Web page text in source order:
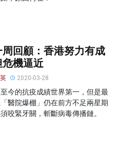
回顧：香港努力有成
危機逼近
2020-03-28
今的抗疫成績世界第一，但是最
醫院爆棚」仍在前方不足兩星期
咬緊牙關，斬斷病毒傳播鏈。